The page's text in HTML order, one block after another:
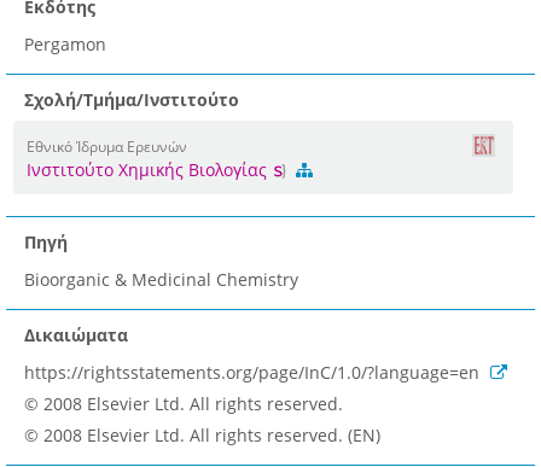
Εκδότης
Pergamon
Σχολή/Τμήμα/Ινστιτούτο
Εθνικό Ίδρυμα Ερευνών
Ινστιτούτο Χημικής Βιολογίας
Πηγή
Bioorganic & Medicinal Chemistry
Δικαιώματα
https://rightsstatements.org/page/InC/1.0/?language=en
© 2008 Elsevier Ltd. All rights reserved.
© 2008 Elsevier Ltd. All rights reserved. (EN)